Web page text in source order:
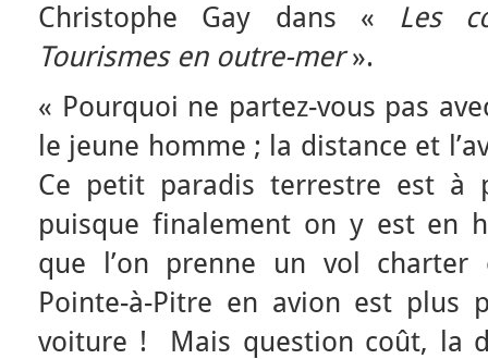
Christophe Gay dans « Les
Tourismes en outre-mer».
« Pourquoi ne partez-vous pas
le jeune homme ; la distance et
Ce petit paradis terrestre est à
puisque finalement on y est en
que l’on prenne un vol charter
Pointe-à-Pitre en avion est plus
voiture ! Mais question coût, la